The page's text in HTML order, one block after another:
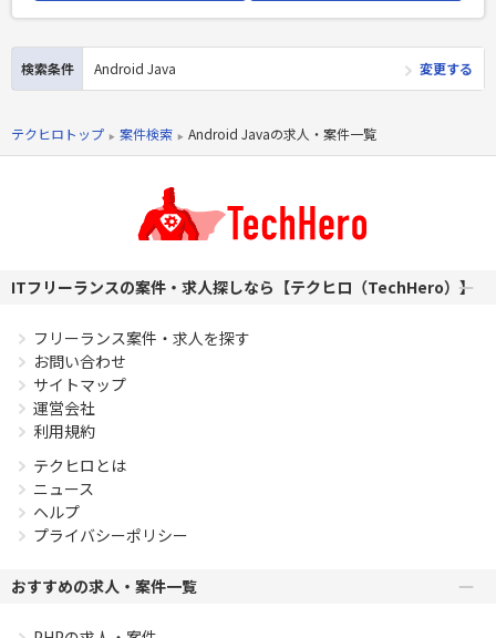
テクヒロトップ 案件検索 Android Javaの求人・案件一覧
Android Java、C# AWSサーバ側に触れることもあります。
Python、Node.js(Javascript)
Laravelを用いた開発経験1年以上
エンジニア複数人のチームでの開発経験
検索条件 Android Java 変更する
ITフリーランスの案件・求人探しなら【テクヒロ（TechHero）】
フリーランス案件・求人を探す
お問い合わせ
サイトマップ
運営会社
利用規約
テクヒロとは
ニュース
ヘルプ
プライバシーポリシー
おすすめの求人・案件一覧